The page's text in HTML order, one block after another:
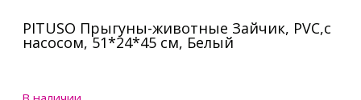
PITUSO Прыгуны-животные Зайчик, PVC,с
насосом, 51*24*45 см, Белый